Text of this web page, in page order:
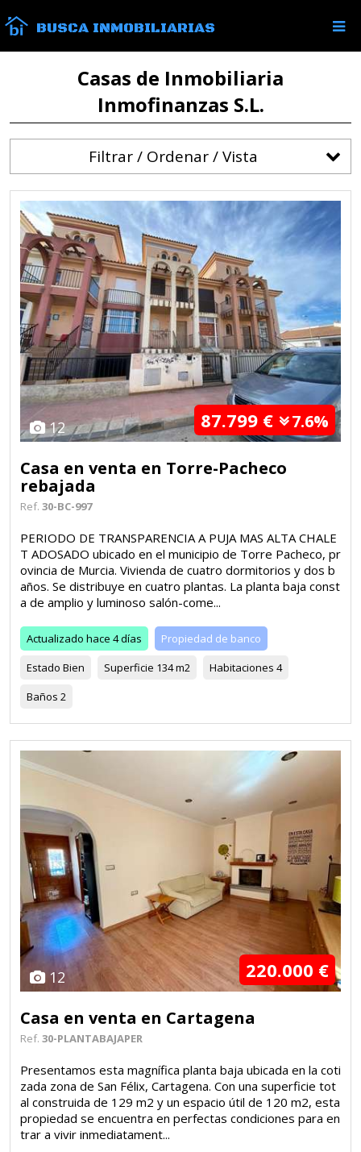
BUSCA INMOBILIARIAS
Casas de Inmobiliaria
Inmofinanzas S.L.
Filtrar / Ordenar / Vista
12 87.799 € 7.6%
Casa en venta en Torre-Pacheco
rebajada
Ref. 30-BC-997
PERIODO DE TRANSPARENCIA A PUJA MAS ALTA CHALE
T ADOSADO ubicado en el municipio de Torre Pacheco, pr
ovincia de Murcia. Vivienda de cuatro dormitorios y dos b
años. Se distribuye en cuatro plantas. La planta baja const
a de amplio y luminoso salón-come...
Actualizado hace 4 días
Propiedad de banco
Estado Bien Superficie 134 m2 Habitaciones 4
Baños 2
12 220.000 €
Casa en venta en Cartagena
Ref. 30-PLANTABAJAPER
Presentamos esta magnífica planta baja ubicada en la coti
zada zona de San Félix, Cartagena. Con una superficie tot
al construida de 129 m2 y un espacio útil de 120 m2, esta
propiedad se encuentra en perfectas condiciones para en
trar a vivir inmediatament...